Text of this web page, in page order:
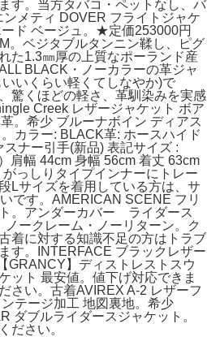
す。当方タバコ・ペットなし、バ
メティ DOVER フライトジャケ
ド ベージュ。★定価253000円
ベジタブルタンニン鞣し、ピグ
た1.3㎜厚の上質なポーランド産
BLACK・ノーカラーの革ジャ
いくらい軽くてしなやか)で
驚くほどの軽さ、革馴染みを実感
Creek レザージャケット ボア
。希少 ブルーナボイン ディアス
カラー: BLACK革: ホースハイド
ナー引手(新品) 表記サイズ :
肩幅 44cm 身幅 56cm 着丈 63cm
っしりタイプインナーにトレー
Lサイズを着用している方は、サ
です。AMERICAN SCENE フリ
ト。アンダーカバー ライダース
ークレーム・ノーリターン。ク
着に対する知識不足の方はトラブ
す。INTERFACE ブラックレザー
GRANCY】ディストレストスウ
ット 最安値。値下げ対応できま
さい。古着AVIREX A-2 レザーフ
テージ加工 地図裏地。希少
ダブルライダースジャケット。
ださい。